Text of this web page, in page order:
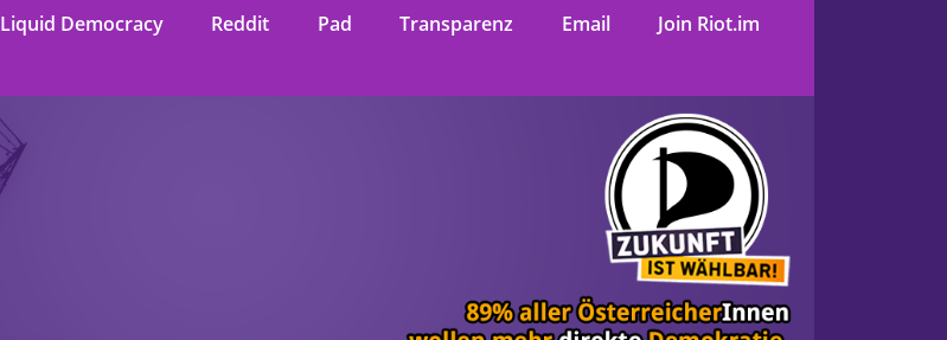
Liquid Democracy Reddit Pad Transparenz Email
Join Riot.im